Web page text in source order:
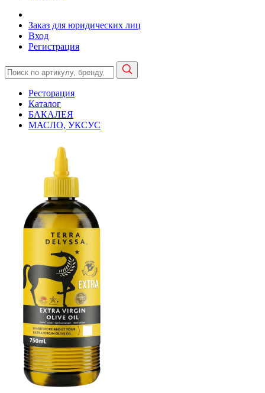
Заказ для юридических лиц
Вход
Регистрация
Ресторация
Каталог
БАКАЛЕЯ
МАСЛО, УКСУС